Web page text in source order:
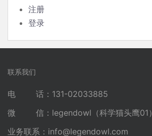
注册
登录
联系我们
电 话：131-02033885
微 信：legendowl（科学猫头鹰01）
业务联系： info@legendowl.com